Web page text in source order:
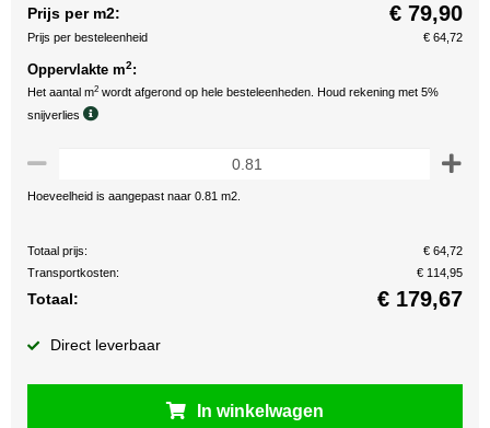
Prijs per m2: € 79,90
Prijs per besteleenheid € 64,72
Oppervlakte m2:
Het aantal m2 wordt afgerond op hele besteleenheden. Houd rekening met 5%
snijverlies
Hoeveelheid is aangepast naar 0.81 m2.
Totaal prijs:
€ 64,72
Transportkosten:
€ 114,95
Totaal: € 179,67
Direct leverbaar
In winkelwagen